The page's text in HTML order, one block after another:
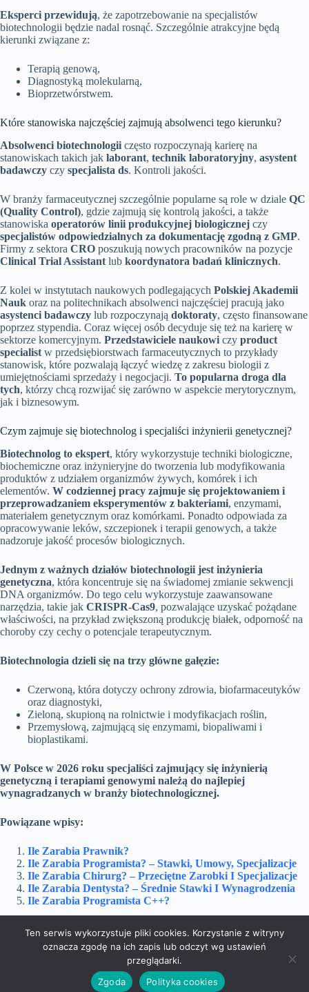
Eksperci przewidują, że zapotrzebowanie na specjalistów
biotechnologii będzie nadal rosnąć. Szczególnie atrakcyjne będą
kierunki związane z:
Terapią genową,
Diagnostyką molekularną,
Bioprzetwórstwem.
Które stanowiska najczęściej zajmują absolwenci tego kierunku?
Absolwenci biotechnologii często rozpoczynają karierę na
stanowiskach takich jak laborant, technik laboratoryjny, asystent
badawczy czy specjalista ds. Kontroli jakości.
W branży farmaceutycznej szczególnie popularne są role w dziale QC
(Quality Control), gdzie zajmują się kontrolą jakości, a także
stanowiska operatorów linii produkcyjnej biologicznej czy
specjalistów odpowiedzialnych za dokumentację zgodną z GMP.
Firmy z sektora CRO poszukują nowych pracowników na pozycje
Clinical Trial Assistant lub koordynatora badań klinicznych.
Z kolei w instytutach naukowych podlegających Polskiej Akademii
Nauk oraz na politechnikach absolwenci najczęściej pracują jako
asystenci badawczy lub rozpoczynają doktoraty, często finansowane
poprzez stypendia. Coraz więcej osób decyduje się też na karierę w
sektorze komercyjnym. Przedstawiciele naukowi czy product
specialist w przedsiębiorstwach farmaceutycznych to przykłady
stanowisk, które pozwalają łączyć wiedzę z zakresu biologii z
umiejętnościami sprzedaży i negocjacji. To popularna droga dla
tych, którzy chcą rozwijać się zarówno w aspekcie merytorycznym,
jak i biznesowym.
Czym zajmuje się biotechnolog i specjaliści inżynierii genetycznej?
Biotechnolog to ekspert, który wykorzystuje techniki biologiczne,
biochemiczne oraz inżynieryjne do tworzenia lub modyfikowania
produktów z udziałem organizmów żywych, komórek i ich
elementów. W codziennej pracy zajmuje się projektowaniem i
przeprowadzaniem eksperymentów z bakteriami, enzymami,
materiałem genetycznym oraz komórkami. Ponadto odpowiada za
opracowywanie leków, szczepionek i terapii genowych, a także
nadzoruje jakość procesów biologicznych.
Jednym z ważnych działów biotechnologii jest inżynieria
genetyczna, która koncentruje się na świadomej zmianie sekwencji
DNA organizmów. Do tego celu wykorzystuje zaawansowane
narzędzia, takie jak CRISPR-Cas9, pozwalające uzyskać pożądane
właściwości, na przykład zwiększoną produkcję białek, odporność na
choroby czy cechy o potencjale terapeutycznym.
Biotechnologia dzieli się na trzy główne gałęzie:
Czerwoną, która dotyczy ochrony zdrowia, biofarmaceutyków
oraz diagnostyki,
Zieloną, skupioną na rolnictwie i modyfikacjach roślin,
Przemysłową, zajmującą się enzymami, biopaliwami i
bioplastikami.
W Polsce w 2026 roku specjaliści zajmujący się inżynierią
genetyczną i terapiami genowymi należą do najlepiej
wynagradzanych w branży biotechnologicznej.
Powiązane wpisy:
Ile Zarabia Prawnik?
Ile Zarabia Programista? – Stawki, Umowy, Specjalizacje
Ile Zarabia Chirurg? – Przeciętne Zarobki I Specjalizacje
Ile Zarabia Dentysta? – Średnie Stawki I Wynagrodzenia
Ile Zarabia Programista C++?
Doradztwo
Podróże Rozrywka
Technologie
Zdrowie Pliki cookies
Kontakt
Ten serwis wykorzystuje pliki cookies. Korzystanie z witryny
oznacza zgodę na ich zapis lub odczyt wg ustawień
przeglądarki.
Zgoda
Polityka cookies